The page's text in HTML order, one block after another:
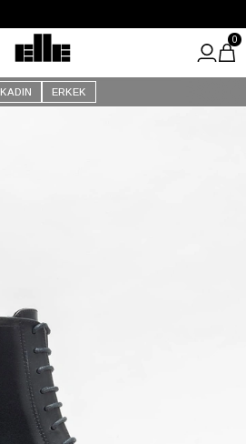
Kargo Ücretsiz!
KADIN ERKEK
0